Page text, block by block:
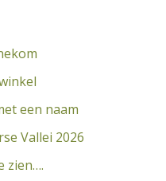
een naam
Vallei 2026
zien….